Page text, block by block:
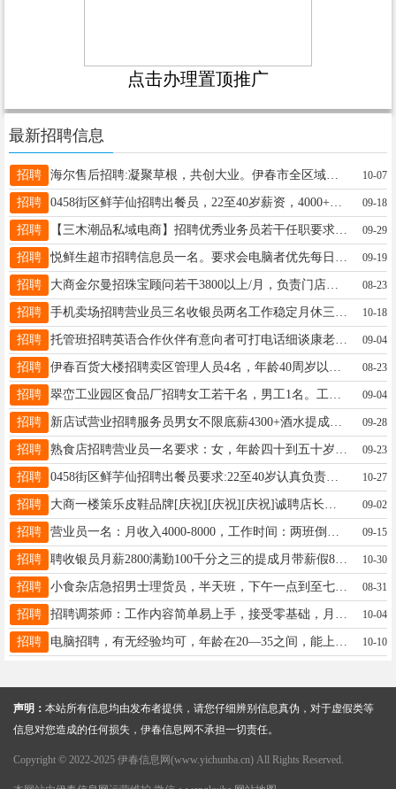
点击办理置顶推广
最新招聘信息
招聘 海尔售后招聘:凝聚草根，共创大业。伊春市全区域及所属各林业局铁力市全区域及所属各林业局嘉荫县全区域1，办公室文员2人，要求：会电脑基础，服从管理。职责：主要负责用户信息监控，派工，跟踪，回访。以及日日顺网单配送单监控。工资面议。工作时间：夏天8:00-18:002，招聘送货司机若干人，要求：有多年驾驶货车经验，独立基础维护车辆。服从管理，按要求完成每日任务。职责：负责家电配送，带货安装。工作时间无限制，以时效完成率为准。工资：月入5000-8000元3，家电安装维修服务兵若干人。有经验者直接考证入岗。无经验，可免费培训后考证入岗。工作时间：无限制以服务用户为主。工资：月入5000-8000元（不算空调旺季，具体面谈）公司:伊春市沐宸商贸有限公司(铁力海尔)地址:铁力市愿景家园E1栋商服公司:黑龙江德允商贸有限公司（伊春海尔）地址:伊春市七公里海尔智家热线:16536402222热线:18645871444热线:0458-2297666热线:0458-3909999周18845806959 10-07
招聘 0458街区鲜芋仙招聘出餐员，22至40岁薪资，4000+陈女士13144588880 09-18
招聘 【三木潮品私域电商】招聘优秀业务员若干任职要求：年龄18-35销售经验电商运营经验优先熟悉微信生态私域运营经验优先岗位职责：私域流量运营团队自带流量上手简单无需外出承接线上私域引流用户日常toC接待客户解答问题沟通负责小程序店铺及朋友圈运营有效提升用户转化复购率GMV及领导交代的其他事物带薪试用期7天业务能力上手快可提前转正底薪➕提成➕绩效➕奖金综合工资5xxx-1xxxx工作优点：都是年轻人工作氛围轻松可以学到专业知识发展前景无限好工资待遇高碾压平均工资工作地点：新区工作时间：11:00-22:00联系人：三木13382153336三木潮品团队欢迎您的加入王先17262598313 09-29
招聘 09-19
招聘 大商金尔曼招珠宝顾问若干3800以上/月，负责门店销售。社保，晋升空间，带薪培训，带薪休假应聘标准：有销售经验优先，公司给予平台，提供学习机会，有较强的沟通能力，有责任心。电话13846633003梅女士梅蕾13846633003 08-23
招聘 10-18
招聘 托管班招聘英语合作伙伴有意向者可打电话细谈康老师18004580908 09-04
招聘 08-23
招聘 09-04
招聘 新店试营业招聘服务员男女不限底薪4300+酒水提成+菜品提成+推广奖励+优秀员工奖＝5500以上每月两个半天休息或满勤200林18745804112 09-28
招聘 09-23
招聘 0458街区鲜芋仙招聘出餐员要求:22至40岁认真负责，长期稳定薪资:4000➕陈女士13144588880 10-27
招聘 09-02
招聘 09-15
招聘 聘收银员月薪2800满勤100千分之三的提成月带薪假8-10天包吃包住（节假日不休）；年龄18--33岁、有工作经验者优先电话13354538994颜女士18249892521 10-30
招聘 小食杂店急招男士理货员，半天班，下午一点到至七点，店小活少王女士15504581088 08-31
招聘 10-04
招聘 10-10
声明： 本站所有信息均由发布者提供，请您仔细辨别信息真伪，对于虚假类等
信息对您造成的任何损失，伊春信息网不承担一切责任。
Copyright © 2022-2025 伊春信息网(www.yichunba.cn) All Rights Reserved.